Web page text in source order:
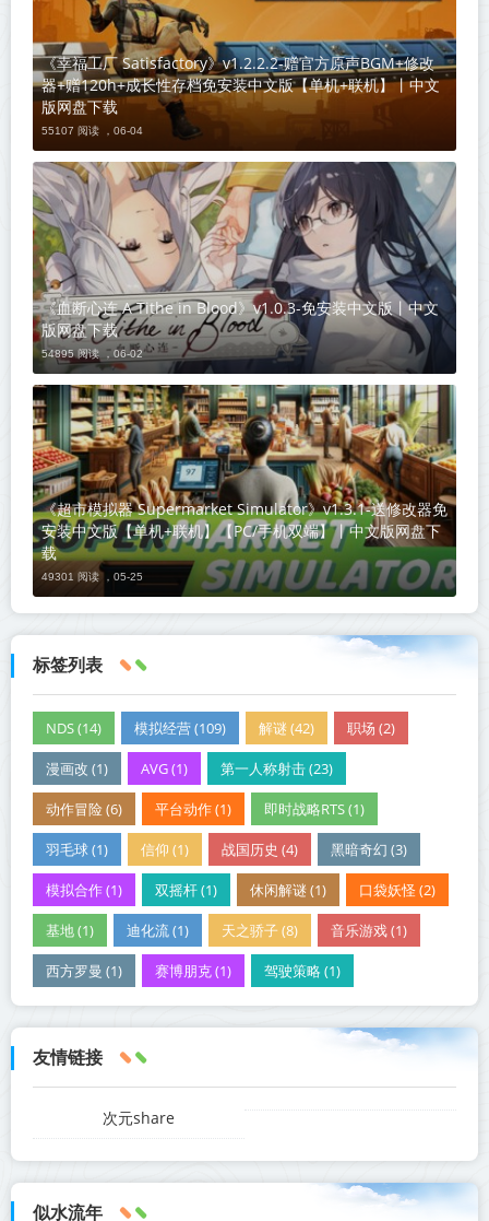
《幸福工厂 Satisfactory》v1.2.2.2-赠官方原声BGM+修改
器+赠120h+成长性存档免安装中文版【单机+联机】丨中文
版网盘下载
55107 阅读 ， 06-04
《血断心连 A Tithe in Blood》v1.0.3-免安装中文版丨中文
版网盘下载
54895 阅读 ， 06-02
《超市模拟器 Supermarket Simulator》v1.3.1-送修改器免
安装中文版【单机+联机】【PC/手机双端】丨中文版网盘下
载
49301 阅读 ， 05-25
标签列表
NDS (14) 模拟经营 (109) 解谜 (42) 职场 (2)
漫画改 (1) AVG (1) 第一人称射击 (23)
动作冒险 (6) 平台动作 (1) 即时战略RTS (1)
羽毛球 (1) 信仰 (1) 战国历史 (4) 黑暗奇幻 (3)
模拟合作 (1) 双摇杆 (1) 休闲解谜 (1) 口袋妖怪 (2)
基地 (1) 迪化流 (1) 天之骄子 (8) 音乐游戏 (1)
西方罗曼 (1) 赛博朋克 (1) 驾驶策略 (1)
友情链接
次元share
似水流年